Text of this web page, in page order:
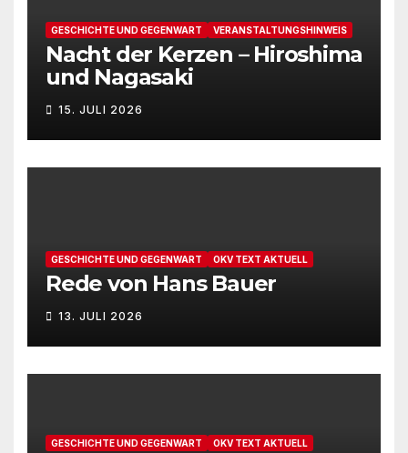
GESCHICHTE UND GEGENWART VERANSTALTUNGSHINWEIS
Nacht der Kerzen – Hiroshima
und Nagasaki
15. JULI 2026
GESCHICHTE UND GEGENWART OKV TEXT AKTUELL
Rede von Hans Bauer
13. JULI 2026
GESCHICHTE UND GEGENWART OKV TEXT AKTUELL